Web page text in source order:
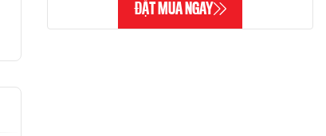
ĐẶT MUA NGAY